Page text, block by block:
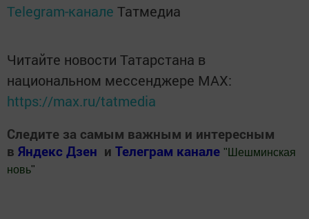
Telegram-канале Татмедиа
Читайте новости Татарстана в
национальном мессенджере MАХ:
https://max.ru/tatmedia
Следите за самым важным и интересным
в Яндекс Дзен и Телеграм канале " Шешминская
новь"